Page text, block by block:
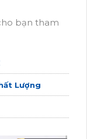
bạn tham
Lượng